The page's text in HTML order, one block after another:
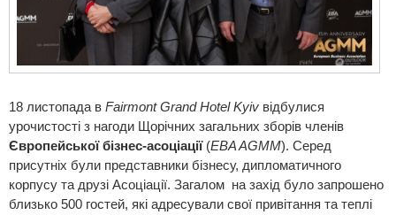
18 листопада в Fairmont Grand Hotel Kyiv відбулися
урочистості з нагоди Щорічних загальних зборів членів
Європейськоїбізнес-асоціації (EBA AGMM). Серед
присутніх були представники бізнесу, дипломатичного
корпусу та друзі Асоціації. Загалом на захід було запрошено
близько 500 гостей, які адресували свої привітання та теплі